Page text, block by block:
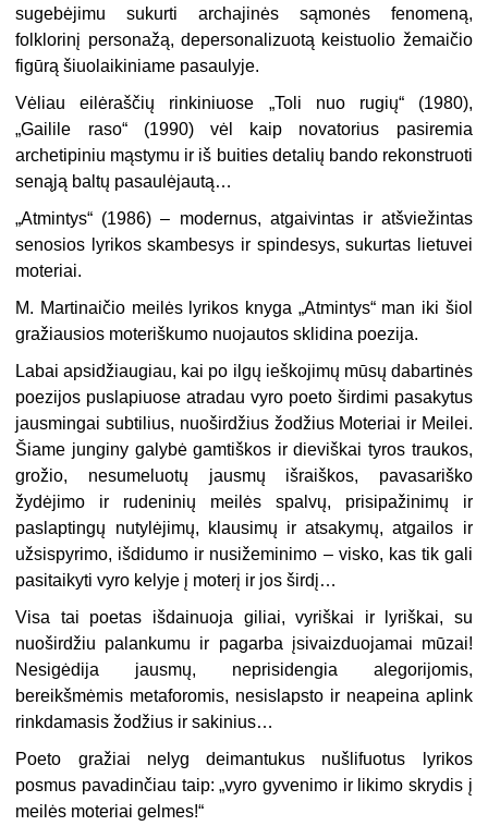
sugebėjimu sukurti archajinės sąmonės fenomeną,
folklorinį personažą, depersonalizuotą keistuolio žemaičio
figūrą šiuolaikiniame pasaulyje.
Vėliau eilėraščių rinkiniuose „Toli nuo rugių“ (1980),
„Gailile raso“ (1990) vėl kaip novatorius pasiremia
archetipiniu mąstymu ir iš buities detalių bando rekonstruoti
senąją baltų pasaulėjautą…
„Atmintys“ (1986) – modernus, atgaivintas ir atšviežintas
senosios lyrikos skambesys ir spindesys, sukurtas lietuvei
moteriai.
M. Martinaičio meilės lyrikos knyga „Atmintys“ man iki šiol
gražiausios moteriškumo nuojautos sklidina poezija.
Labai apsidžiaugiau, kai po ilgų ieškojimų mūsų dabartinės
poezijos puslapiuose atradau vyro poeto širdimi pasakytus
jausmingai subtilius, nuoširdžius žodžius Moteriai ir Meilei.
Šiame junginy galybė gamtiškos ir dieviškai tyros traukos,
grožio, nesumeluotų jausmų išraiškos, pavasariško
žydėjimo ir rudeninių meilės spalvų, prisipažinimų ir
paslaptingų nutylėjimų, klausimų ir atsakymų, atgailos ir
užsispyrimo, išdidumo ir nusižeminimo – visko, kas tik gali
pasitaikyti vyro kelyje į moterį ir jos širdį…
Visa tai poetas išdainuoja giliai, vyriškai ir lyriškai, su
nuoširdžiu palankumu ir pagarba įsivaizduojamai mūzai!
Nesigėdija jausmų, neprisidengia alegorijomis,
bereikšmėmis metaforomis, nesislapsto ir neapeina aplink
rinkdamasis žodžius ir sakinius…
Poeto gražiai nelyg deimantukus nušlifuotus lyrikos
posmus pavadinčiau taip: „vyro gyvenimo ir likimo skrydis į
meilės moteriai gelmes!“